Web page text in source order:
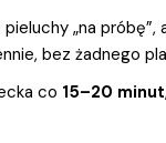
„na próbę”,
bez żadnego
co 15–20 minut